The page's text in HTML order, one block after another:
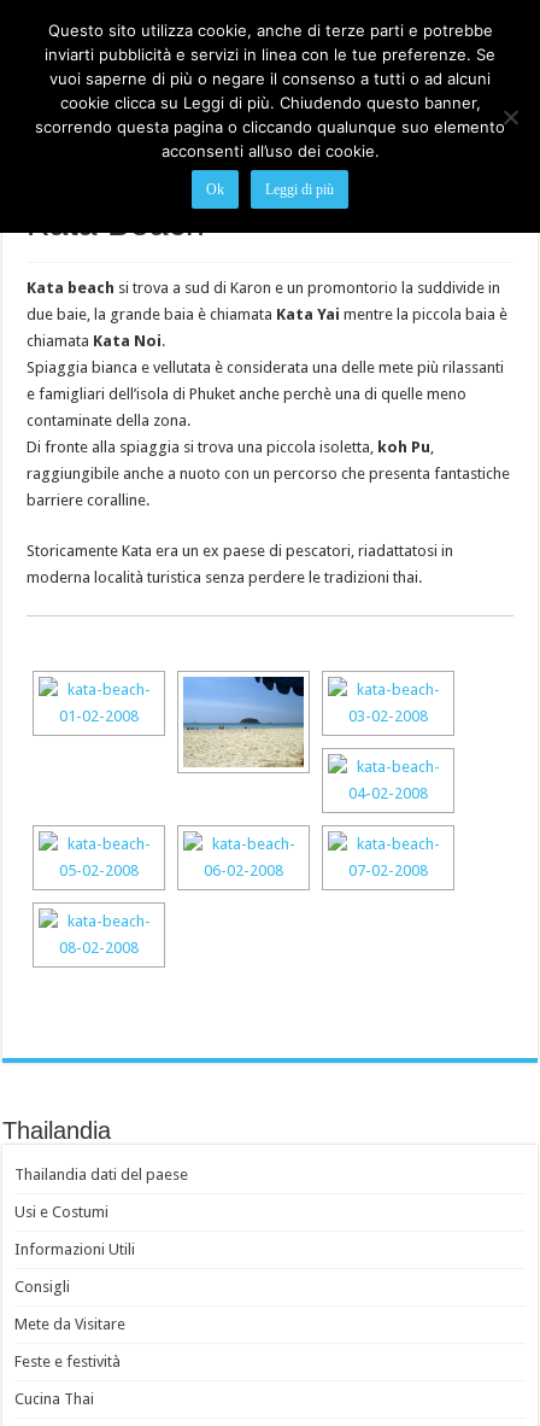
Le Spiagge di Phuket, mare cristallino e relax
Kata Beach
Kata beach si trova a sud di Karon e un promontorio la suddivide in
due baie, la grande baia è chiamata Kata Yai mentre la piccola baia è
chiamata Kata Noi.
Spiaggia bianca e vellutata è considerata una delle mete più rilassanti
e famigliari dell’isola di Phuket anche perchè una di quelle meno
contaminate della zona.
Di fronte alla spiaggia si trova una piccola isoletta, koh Pu,
raggiungibile anche a nuoto con un percorso che presenta fantastiche
barriere coralline.
Storicamente Kata era un ex paese di pescatori, riadattatosi in
moderna località turistica senza perdere le tradizioni thai.
Thailandia
Thailandia dati del paese
Usi e Costumi
Informazioni Utili
Consigli
Mete da Visitare
Feste e festività
Cucina Thai
Questo sito utilizza cookie, anche di terze parti e potrebbe
inviarti pubblicità e servizi in linea con le tue preferenze. Se
vuoi saperne di più o negare il consenso a tutti o ad alcuni
cookie clicca su Leggi di più. Chiudendo questo banner,
scorrendo questa pagina o cliccando qualunque suo elemento
acconsenti all’uso dei cookie.
Ok Leggi di più